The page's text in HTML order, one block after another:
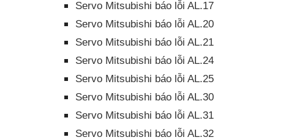
Servo Mitsubishi báo lỗi AL.17
Servo Mitsubishi báo lỗi AL.20
Servo Mitsubishi báo lỗi AL.21
Servo Mitsubishi báo lỗi AL.24
Servo Mitsubishi báo lỗi AL.25
Servo Mitsubishi báo lỗi AL.30
Servo Mitsubishi báo lỗi AL.31
Servo Mitsubishi báo lỗi AL.32